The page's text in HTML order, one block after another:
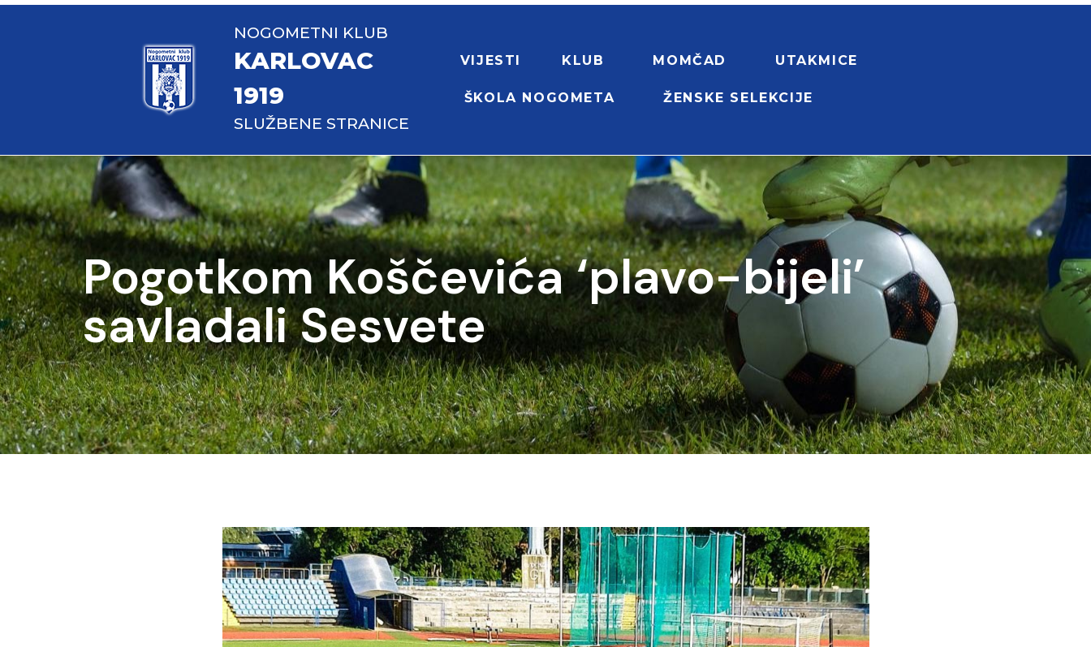
NOGOMETNI KLUB
KARLOVAC
1919
SLUŽBENE STRANICE
VIJESTI KLUB MOMČAD UTAKMICE
ŠKOLA NOGOMETA ŽENSKE SELEKCIJE
Pogotkom Koščevića ‘plavo-bijeli’
savladali Sesvete